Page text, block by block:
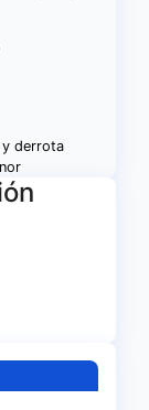
y derrota